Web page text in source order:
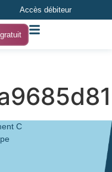
Accès débiteur
C